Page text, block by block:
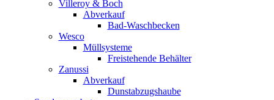
Villeroy & Boch
Abverkauf
Bad-Waschbecken
Wesco
Müllsysteme
Freistehende Behälter
Zanussi
Abverkauf
Dunstabzugshaube